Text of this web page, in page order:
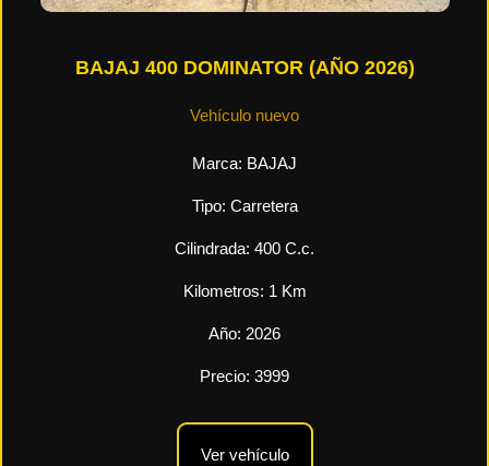
BAJAJ 400 DOMINATOR (AÑO 2026)
Vehículo nuevo
Marca: BAJAJ
Tipo: Carretera
Cilindrada: 400 C.c.
Kilometros: 1 Km
Año: 2026
Precio: 3999
Ver vehículo